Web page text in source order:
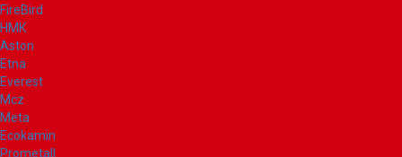
FireBird
НМК
Aston
Etna
Everest
Mcz
Meta
Ecokamin
Prometall